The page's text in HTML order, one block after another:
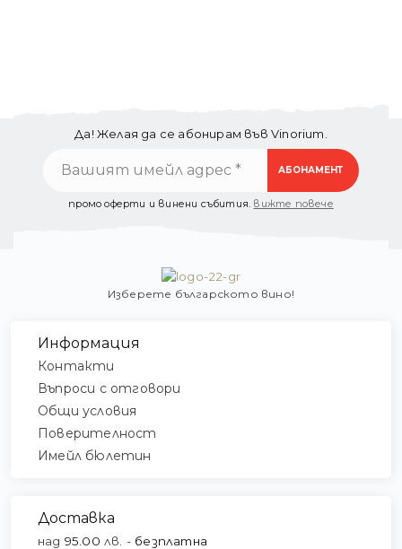
Да! Желая да се абонирам във Vinorium.
промо оферти и винени събития. вижте повече
Изберете българското вино!
Информация
Контакти
Въпроси с отговори
Общи условия
Поверителност
Имейл бюлетин
Доставка
над 95.00 лв. - безплатна